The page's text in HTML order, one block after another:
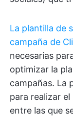
La plantilla de
campaña de
necesarias
optimizar la
campañas. La
para realizar
entre las que